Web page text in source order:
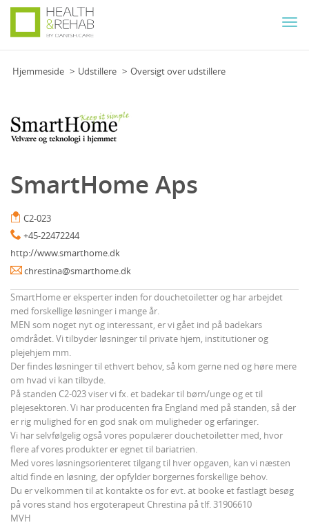
Hjemmeside Udstillere Oversigt over udstillere
SmartHome Aps
C2-023
+45-22472244
http://www.smarthome.dk
chrestina@smarthome.dk
SmartHome er eksperter inden for douchetoiletter og har arbejdet
med forskellige løsninger i mange år.
MEN som noget nyt og interessant, er vi gået ind på badekars
omdrådet. Vi tilbyder løsninger til private hjem, institutioner og
plejehjem mm.
Der findes løsninger til ethvert behov, så kom gerne ned og høre mere
om hvad vi kan tilbyde.
På standen C2-023 viser vi fx. et badekar til børn/unge og et til
plejesektoren. Vi har producenten fra England med på standen, så der
er rig mulighed for en god snak om muligheder og erfaringer.
Vi har selvfølgelig også vores populærer douchetoiletter med, hvor
flere af vores produkter er egnet til bariatrien.
Med vores løsningsorienteret tilgang til hver opgaven, kan vi næsten
altid finde en løsning, der opfylder borgernes forskellige behov.
Du er velkommen til at kontakte os for evt. at booke et fastlagt besøg
på vores stand hos ergoterapeut Chrestina på tlf. 31906610
MVH